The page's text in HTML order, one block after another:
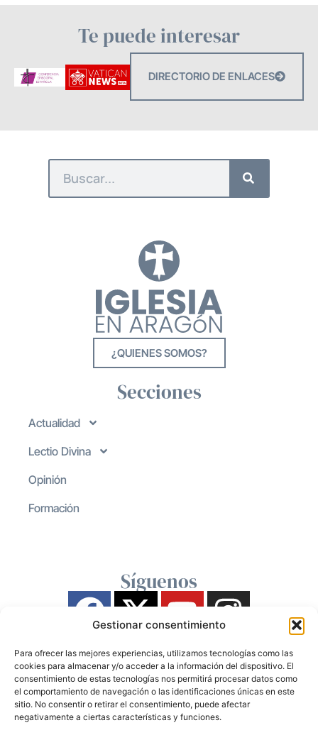
Gestionar consentimiento
Para ofrecer las mejores experiencias, utilizamos tecnologías como las
cookies para almacenar y/o acceder a la información del dispositivo. El
consentimiento de estas tecnologías nos permitirá procesar datos como
el comportamiento de navegación o las identificaciones únicas en este
sitio. No consentir o retirar el consentimiento, puede afectar
negativamente a ciertas características y funciones.
Te puede interesar
DIRECTORIO DE ENLACES
¿QUIENES SOMOS?
Secciones
Actualidad
Lectio Divina
Opinión
Formación
Síguenos